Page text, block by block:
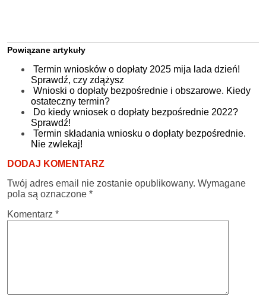
Powiązane artykuły
Termin wniosków o dopłaty 2025 mija lada dzień!
Sprawdź, czy zdążysz
Wnioski o dopłaty bezpośrednie i obszarowe. Kiedy
ostateczny termin?
Do kiedy wniosek o dopłaty bezpośrednie 2022?
Sprawdź!
Termin składania wniosku o dopłaty bezpośrednie.
Nie zwlekaj!
DODAJ KOMENTARZ
Twój adres email nie zostanie opublikowany. Wymagane
pola są oznaczone *
Komentarz *